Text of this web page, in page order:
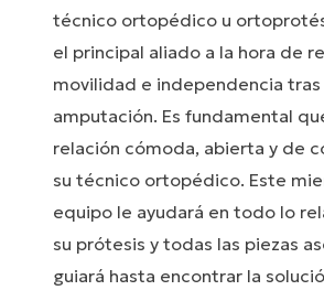
técnico ortopédico u
el principal aliado a la hora de
movilidad e independencia tras
amputación. Es fundamental
relación cómoda, abierta y de
su técnico ortopédico. Este
equipo le ayudará en todo lo
su prótesis y todas las piezas
guiará hasta encontrar la